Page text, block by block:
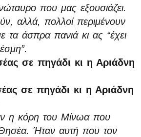
που μας εξουσιάζει.
αλλά, πολλοί περιμένουν
τα άσπρα πανιά κι ας “έχει
σε πηγάδι κι η Αριάδνη
σε πηγάδι κι η Αριάδνη
η κόρη του Μίνωα που
Ήταν αυτή που τον